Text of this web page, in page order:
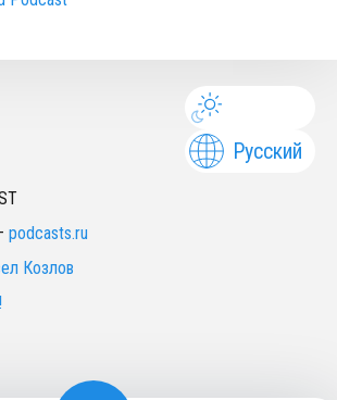
Русский
podcasts.ru
Козлов